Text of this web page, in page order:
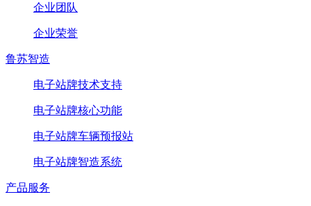
企业团队
企业荣誉
鲁苏智造
电子站牌技术支持
电子站牌核心功能
电子站牌车辆预报站
电子站牌智造系统
产品服务